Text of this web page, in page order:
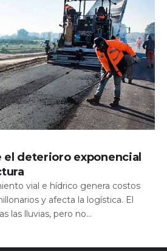
deterioro exponencial
vial e hídrico genera costos
y afecta la logística. El
las lluvias, pero no...